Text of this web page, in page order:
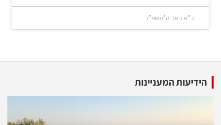
כ״א באב ה׳תשפ״ו
הידיעות המעניינות